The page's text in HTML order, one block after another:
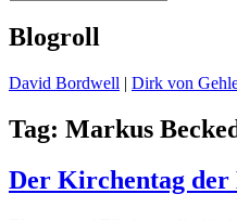
Blogroll
David Bordwell | Dirk von
Tag: Markus
Der Kirchentag der